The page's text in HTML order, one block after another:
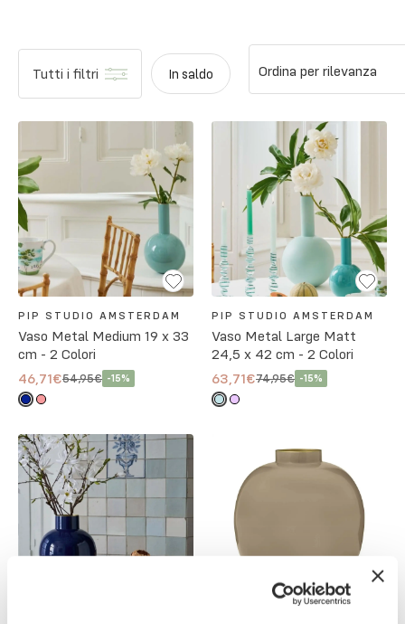
Tutti i filtri In saldo Ordina per rilevanza
PIP STUDIO AMSTERDAM
Vaso Metal Medium 19 x 33
cm - 2 Colori
46,71€54,95€ -15%
PIP STUDIO AMSTERDAM
Vaso Metal Large Matt
24,5 x 42 cm - 2 Colori
63,71€74,95€ -15%